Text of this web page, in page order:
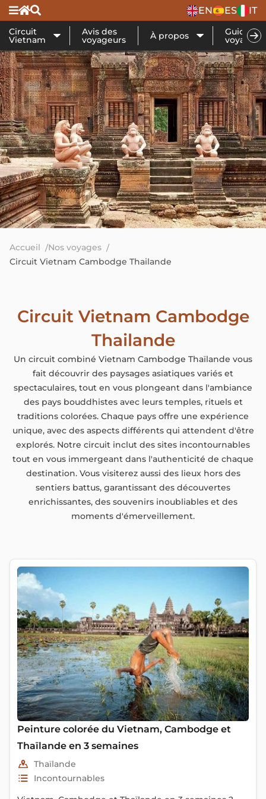
EN ES IT
Circuit
Vietnam
Avis des
voyageurs À propos Guide de
voyage
Accueil
Nos voyages
Circuit Vietnam Cambodge Thailande
Circuit Vietnam Cambodge
Thailande
Un circuit combiné Vietnam Cambodge Thaïlande vous
fait découvrir des paysages asiatiques variés et
spectaculaires, tout en vous plongeant dans l'ambiance
des pays bouddhistes avec leurs temples, rituels et
traditions colorées. Chaque pays offre une expérience
unique, avec des aspects différents qui attendent d'être
explorés. Notre circuit inclut des sites incontournables
tout en vous immergeant dans l'authenticité de chaque
destination. Vous visiterez aussi des lieux hors des
sentiers battus, garantissant des découvertes
enrichissantes, des souvenirs inoubliables et des
moments d'émerveillement.
Peinture colorée du Vietnam, Cambodge et
Thaïlande en 3 semaines
Thaïlande
Incontournables